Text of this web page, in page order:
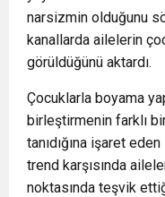
narsizmin olduğunu
kanallarda ailelerin
görüldüğünü aktardı.
Çocuklarla boyama
birleştirmenin farklı
tanıdığına işaret
trend karşısında
noktasında teşvik